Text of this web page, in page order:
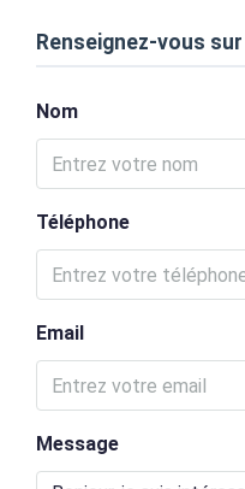
Renseignez-vous
Nom
Téléphone
Email
Message